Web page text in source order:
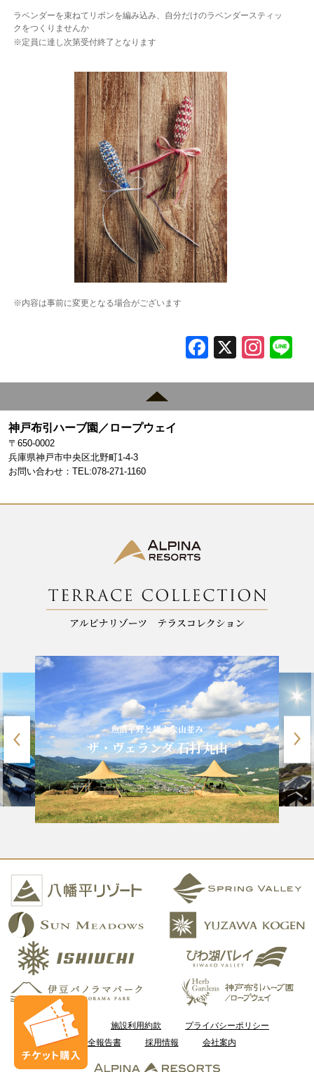
ラベンダーを束ねてリボンを編み込み、自分だけのラベンダースティッ
クをつくりませんか
※定員に達し次第受付終了となります
※内容は事前に変更となる場合がございます
F
e
k
X In
gr
神戸布引ハーブ園／ロープウェイ
〒650-0002
兵庫県神戸市中央区北野町1-4-3
お問い合わせ：TEL:078-271-1160
魚沼平野と雄大な山並み
ザ・ヴェランダ 石打丸山
ご利用案内 施設利用約款
プライバシーポリシー
安全報告書
採用情報 会社案内